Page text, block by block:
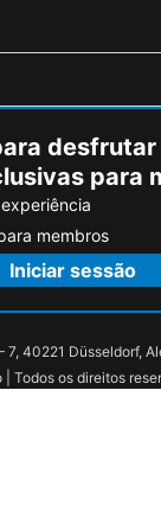
Saint-
desfrutar
para
membros
Iniciar sessão
7, 40221 Düsseldorf,
Todos os direitos